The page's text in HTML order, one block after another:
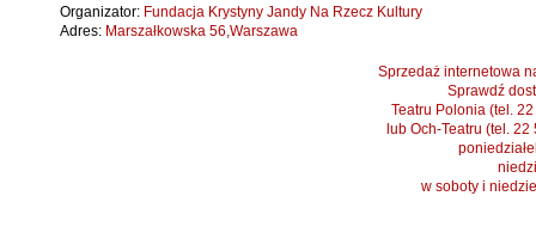
Organizator: Fundacja Krystyny Jandy Na Rzecz Kultury
Adres: Marszałkowska 56,Warszawa
Sprzedaż internetowa
Sprawdź
Teatru Polonia (tel.
lub Och-Teatru (tel.
w soboty i